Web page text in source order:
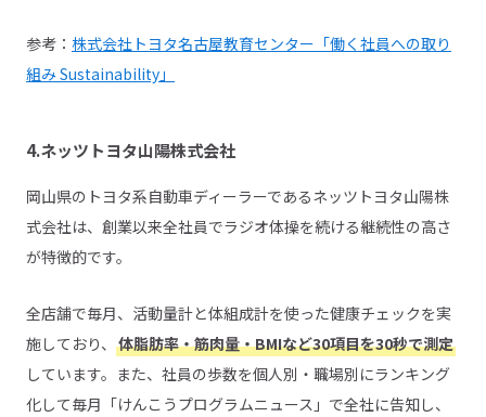
参考： 株式会社トヨタ名古屋教育センター「働く社員への取り
組み Sustainability」
4.ネッツトヨタ山陽株式会社
岡山県のトヨタ系自動車ディーラーであるネッツトヨタ山陽株
式会社は、創業以来全社員でラジオ体操を続ける継続性の高さ
が特徴的です。
全店舗で毎月、活動量計と体組成計を使った健康チェックを実
施しており、 体脂肪率・筋肉量・BMIなど30項目を30秒で測定
しています。また、社員の歩数を個人別・職場別にランキング
化して毎月「けんこうプログラムニュース」で全社に告知し、